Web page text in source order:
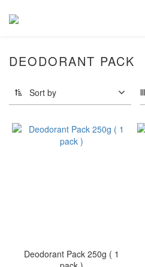
DEODORANT PACK
Sort by
Deodorant Pack 250g ( 1